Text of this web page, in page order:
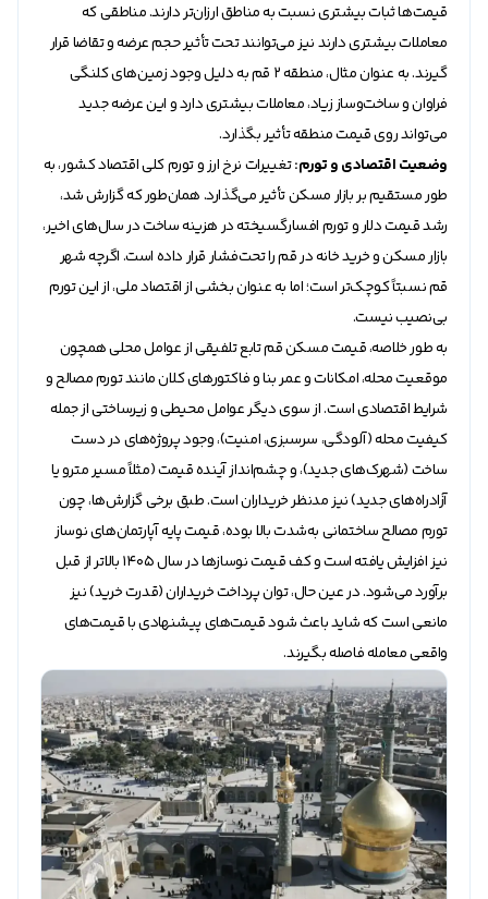
قیمت‌ها ثبات بیشتری نسبت به مناطق ارزان‌تر دارند. مناطقی که
معاملات بیشتری دارند نیز می‌توانند تحت تأثیر حجم عرضه و تقاضا قرار
گیرند. به عنوان مثال، منطقه ۲ قم به دلیل وجود زمین‌های کلنگی
فراوان و ساخت‌وساز زیاد، معاملات بیشتری دارد و این عرضه جدید
می‌تواند روی قیمت منطقه تأثیر بگذارد.
وضعیت اقتصادی و تورم:تغییرات نرخ ارز و تورم کلی اقتصاد کشور، به
طور مستقیم بر بازار مسکن تأثیر می‌گذارد. همان‌طور که گزارش شد،
رشد قیمت دلار و تورم افسارگسیخته در هزینه ساخت در سال‌های اخیر،
بازار مسکن و خرید خانه در قم را تحت‌فشار قرار داده است. اگرچه شهر
قم نسبتاً کوچک‌تر است؛ اما به عنوان بخشی از اقتصاد ملی، از این تورم
بی‌نصیب نیست.
به طور خلاصه، قیمت مسکن قم تابع تلفیقی از عوامل محلی همچون
موقعیت محله، امکانات و عمر بنا و فاکتور‌های کلان مانند تورم مصالح و
شرایط اقتصادی است. از سوی دیگر عوامل محیطی و زیرساختی از جمله
کیفیت محله (آلودگی، سرسبزی، امنیت)، وجود پروژه‌های در دست
ساخت (شهرک‌های جدید)، و چشم‌انداز آینده قیمت (مثلاً مسیر مترو یا
آزادراه‌های جدید) نیز مدنظر خریداران است. طبق برخی گزارش‌ها، چون
تورم مصالح ساختمانی به‌شدت بالا بوده، قیمت پایه آپارتمان‌های نوساز
نیز افزایش یافته است و کف قیمت نوساز‌ها در سال ۱۴۰۵ بالاتر از قبل
برآورد می‌شود. در عین حال، توان پرداخت خریداران (قدرت خرید) نیز
مانعی است که شاید باعث شود قیمت‌های پیشنهادی با قیمت‌های
واقعی معامله فاصله بگیرند.